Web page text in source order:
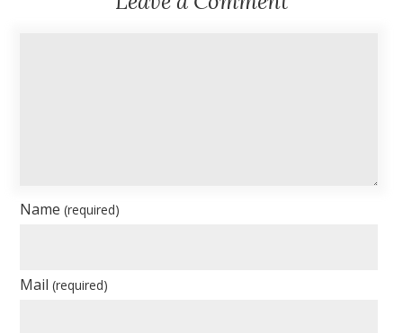
Name(required)
Mail(required)